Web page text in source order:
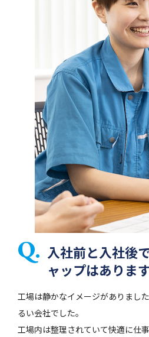
入社前と入社後
ャップはあります
工場は静かなイメージがありまし
るい会社でした。
工場内は整理されていて快適に仕事